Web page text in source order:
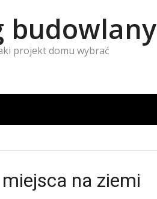
budowlany
projekt domu wybrać
na ziemi